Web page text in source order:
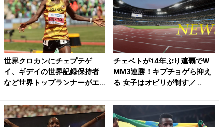
世界クロカンにチェプテゲ
イ、ギデイの世界記録保持者
など世界トップランナーがエ
チェベトが14年ぶり連覇でW
MM3連勝！キプチョゲら抑え
る 女子はオビリが制す／...